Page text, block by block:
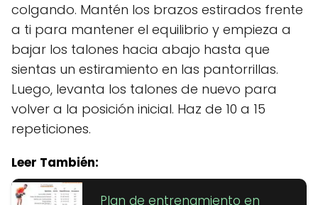
colgando. Mantén los brazos estirados frente
a ti para mantener el equilibrio y empieza a
bajar los talones hacia abajo hasta que
sientas un estiramiento en las pantorrillas.
Luego, levanta los talones de nuevo para
volver a la posición inicial. Haz de 10 a 15
repeticiones.
Leer También:
Plan de entrenamiento en